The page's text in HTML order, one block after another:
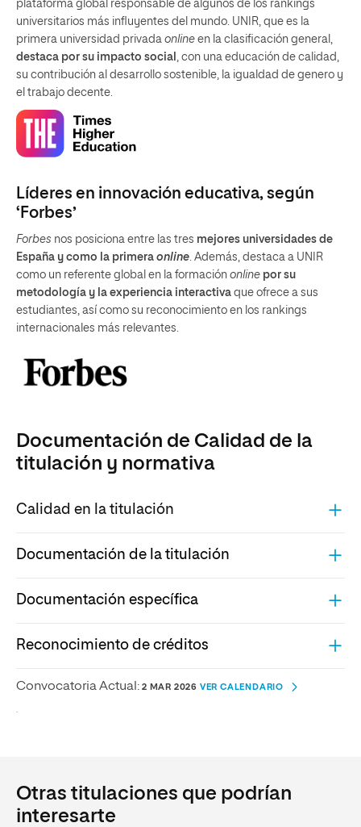
plataforma global responsable de algunos de los rankings
universitarios más influyentes del mundo. UNIR, que es la
primera universidad privada online en la clasificación general,
destaca por su impacto social , con una educación de calidad,
su contribución al desarrollo sostenible, la igualdad de genero y
el trabajo decente.
Líderes en innovación educativa, según
‘Forbes’
Forbes nos posiciona entre las tres mejores universidades de
España y como la primera online. Además, destaca a UNIR
como un referente global en la formación online por su
metodología y la experiencia interactiva que ofrece a sus
estudiantes, así como su reconocimiento en los rankings
internacionales más relevantes.
Documentación de Calidad de la
titulación y normativa
Calidad en la titulación
Documentación de la titulación
Documentación específica
Reconocimiento de créditos
Convocatoria Actual: 2 MAR 2026 VER CALENDARIO
Otras titulaciones que podrían
interesarte